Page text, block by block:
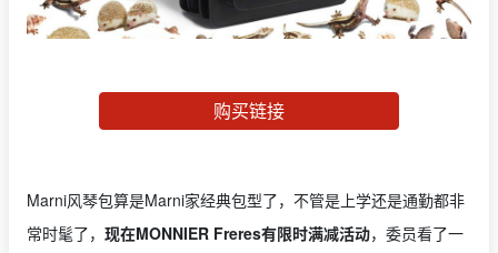
购买链接
Marni风琴包算是Marni家经典包型了，不管是上学还是通勤都非
常时髦了， 现在MONNIER Freres有限时满减活动，委员看了一